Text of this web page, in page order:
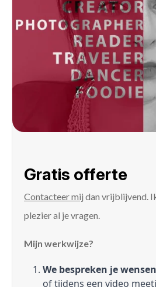
Gratis offerte
Contacteer mij dan vrijblijvend.
plezier al je vragen.
Mijn werkwijze?
We bespreken je wensen
of tijdens een video